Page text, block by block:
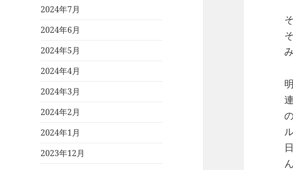
2024年7月
2024年6月
2024年5月
2024年4月
2024年3月
2024年2月
2024年1月
2023年12月